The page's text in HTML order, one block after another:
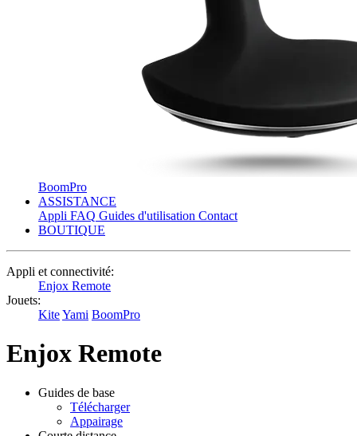
BoomPro
ASSISTANCE
Appli FAQ Guides d'utilisation Contact
BOUTIQUE
Appli et connectivité:
Enjox Remote
Jouets:
KiteYami BoomPro
Enjox Remote
Guides de base
Télécharger
Appairage